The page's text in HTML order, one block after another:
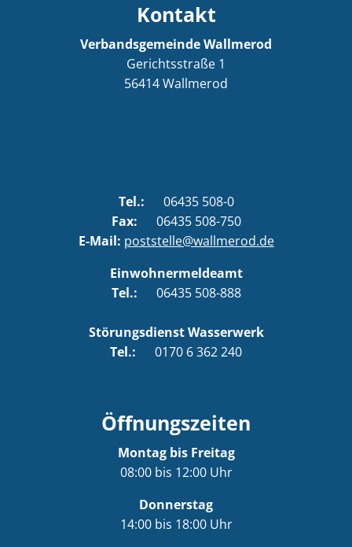
Kontakt
Verbandsgemeinde Wallmerod
Gerichtsstraße 1
56414Wallmerod
Tel.:
06435 508-0
Fax: 06435 508-750
E-Mail: poststelle@wallmerod.de
Einwohnermeldeamt
Tel.: 06435 508-888
Störungsdienst Wasserwerk
Tel.: 0170 6 362 240
Öffnungszeiten
Montag bis Freitag
08:00 bis 12:00 Uhr
Donnerstag
14:00 bis 18:00 Uhr